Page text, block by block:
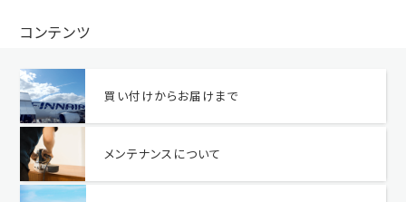
コンテンツ
買い付けからお届けまで
メンテナンスについて